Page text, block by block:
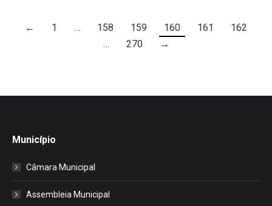
← 1 … 158 159 160 161
162
…
270 →
Município
Câmara Municipal
Assembleia Municipal